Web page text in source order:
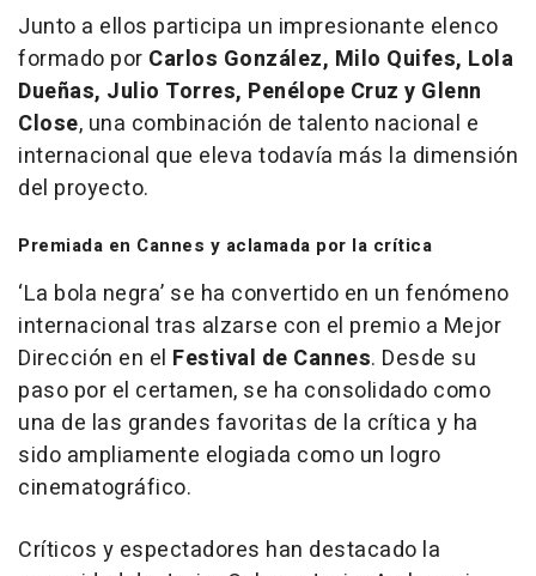
Junto a ellos participa un impresionante elenco
formado por Carlos González, Milo Quifes, Lola
Dueñas, Julio Torres, Penélope Cruz y Glenn
Close, una combinación de talento nacional e
internacional que eleva todavía más la dimensión
del proyecto.
Premiada en Cannes y aclamada por la crítica
‘La bola negra’ se ha convertido en un fenómeno
internacional tras alzarse con el premio a Mejor
Dirección en el Festival de Cannes. Desde su
paso por el certamen, se ha consolidado como
una de las grandes favoritas de la crítica y ha
sido ampliamente elogiada como un logro
cinematográfico.
Críticos y espectadores han destacado la